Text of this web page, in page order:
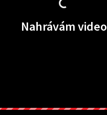
Nahrávám video